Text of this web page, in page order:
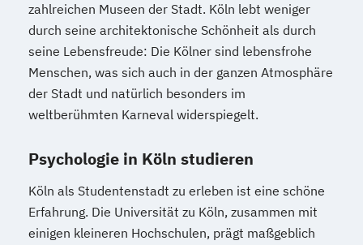
zahlreichen Museen der Stadt. Köln lebt weniger
durch seine architektonische Schönheit als durch
seine Lebensfreude: Die Kölner sind lebensfrohe
Menschen, was sich auch in der ganzen Atmosphäre
der Stadt und natürlich besonders im
weltberühmten Karneval widerspiegelt.
Psychologie in Köln studieren
Köln als Studentenstadt zu erleben ist eine schöne
Erfahrung. Die Universität zu Köln, zusammen mit
einigen kleineren Hochschulen, prägt maßgeblich